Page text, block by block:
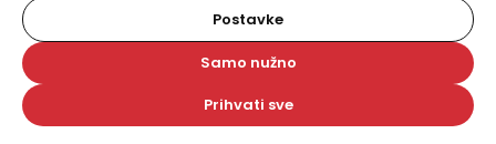
vašem uređaju. Time poboljšavamo korisničko iskustvo,
analiziramo promet na stranici te prikazujemo sadržaje i
oglase koji vas zanimaju. Korisnički profili mogu se kreirati
na više web stranica i uređaja u tu svrhu. Naši partneri
također koriste ove tehnologije.
Odabirom opcije „Samo nužno“ prihvaćate samo one
Postavke
Samo nužno
Prihvati sve
dopušteno, za dostavu postojeće evidencije
telekomunikacijskog operatera o podatkovnom
prometu ako postoji opravdana sumnja u povredu
Uredbe (EU) 2022/2554 i ovoga Zakona te ako
takva evidencija može biti važna za istragu povreda